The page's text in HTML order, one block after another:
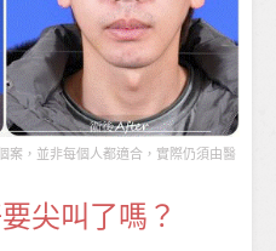
案，並非每個人都適合，實際仍須由醫
尖叫了嗎？